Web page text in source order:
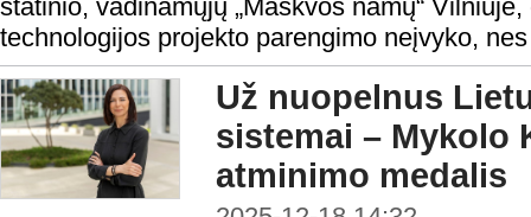
statinio, vadinamųjų „Maskvos namų“
technologijos projekto parengimo neįvyko,
Už nuopelnus
sistemai – Mykolo
atminimo medalis